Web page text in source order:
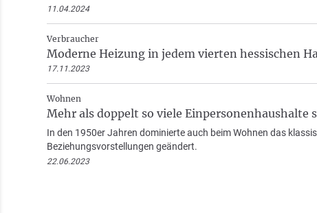
11.04.2024
Verbraucher
Moderne Heizung in jedem vierten hessischen
17.11.2023
Wohnen
Mehr als doppelt so viele Einpersonenhaushalte
In den 1950er Jahren dominierte auch beim Wohnen das
Beziehungsvorstellungen geändert.
22.06.2023